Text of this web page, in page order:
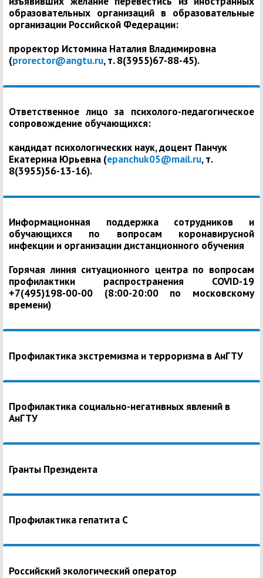
образовательных организаций в образовательные
организации Российской Федерации:
проректор Истомина Наталия Владимировна
(prorector@angtu.ru, т. 8(3955)67-88-45).
Ответственное лицо за психолого-педагогическое
сопровождение обучающихся:
кандидат психологических наук, доцент Панчук
Екатерина Юрьевна (epanchuk05@mail.ru, т.
8(3955)56-13-16).
Информационная поддержка сотрудников и
обучающихся по вопросам коронавирусной
инфекции и организации дистанционного обучения
Горячая линия ситуационного центра по вопросам
профилактики распространения COVID-19
+7(495)198-00-00 (8:00-20:00 по московскому
времени)
Профилактика экстремизма и терроризма в АнГТУ
Профилактика социально-негативных явлений в
АнГТУ
Гранты Президента
Профилактика гепатита С
Российский экологический оператор